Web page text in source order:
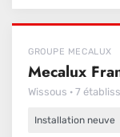
GROUPE MECALUX
Mecalux
Wissous · 7
Installation neuve